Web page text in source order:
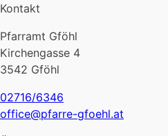
Kontakt
Pfarramt Gföhl
Kirchengasse 4
3542 Gföhl
02716/6346
office@pfarre-gfoehl.at